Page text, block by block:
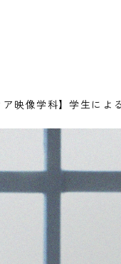
ア映像学科】学生に